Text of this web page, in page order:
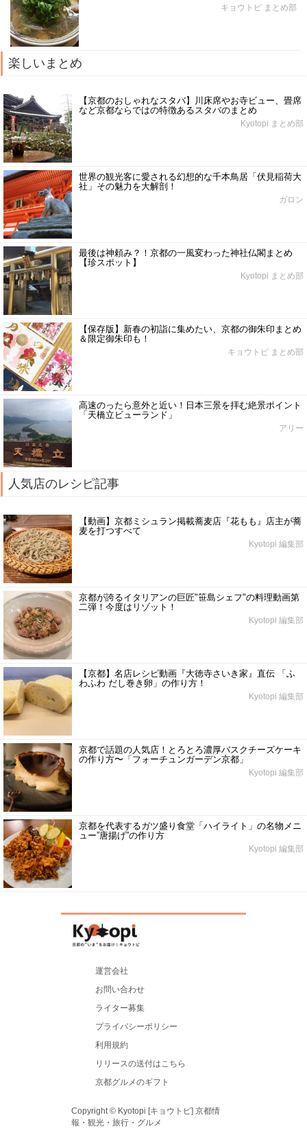
キョウトピ まとめ部
楽しいまとめ
【京都のおしゃれなスタバ】川床席やお寺ビュー、畳席
など京都ならではの特徴あるスタバのまとめ
Kyotopi まとめ部
世界の観光客に愛される幻想的な千本鳥居「伏見稲荷大
社」その魅力を大解剖！
ガロン
最後は神頼み？！京都の一風変わった神社仏閣まとめ
【珍スポット】
Kyotopi まとめ部
【保存版】新春の初詣に集めたい、京都の御朱印まとめ
＆限定御朱印も！
キョウトピ まとめ部
高速のったら意外と近い！日本三景を拝む絶景ポイント
「天橋立ビューランド」
アリー
人気店のレシピ記事
【動画】京都ミシュラン掲載蕎麦店『花もも』店主が蕎
麦を打つすべて
Kyotopi 編集部
京都が誇るイタリアンの巨匠"笹島シェフ"の料理動画第
二弾！今度はリゾット！
Kyotopi 編集部
【京都】名店レシピ動画『大徳寺さいき家』直伝 「ふ
わふわ だし巻き卵」の作り方！
Kyotopi 編集部
京都で話題の人気店！とろとろ濃厚バスクチーズケーキ
の作り方〜「フォーチュンガーデン京都」
Kyotopi 編集部
京都を代表するガツ盛り食堂「ハイライト」の名物メニ
ュー”唐揚げ”の作り方
Kyotopi 編集部
運営会社
お問い合わせ
ライター募集
プライバシーポリシー
利用規約
リリースの送付はこちら
京都グルメのギフト
Copyright © Kyotopi [キョウトピ] 京都情
報・観光・旅行・グルメ